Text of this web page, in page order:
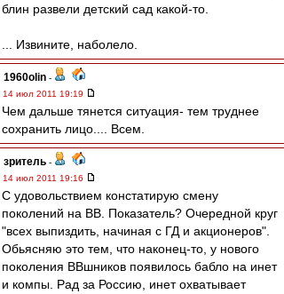
блин развели детский сад какой-то.
... Извините, наболело.
1960olin -
14 июл 2011 19:19
Чем дальше тянется ситуация- тем труднее
сохранить лицо.... Всем.
зpитель -
14 июл 2011 19:16
С удовольствием констатирую смену
поколений на ВВ. Показатель? Очередной круг
"всех выпиздить, начиная с ГД и акционеров".
Обьясняю это тем, что наконец-то, у нового
поколения ВВшников появилось бабло на инет
и компы. Рад за Россию, инет охватывает